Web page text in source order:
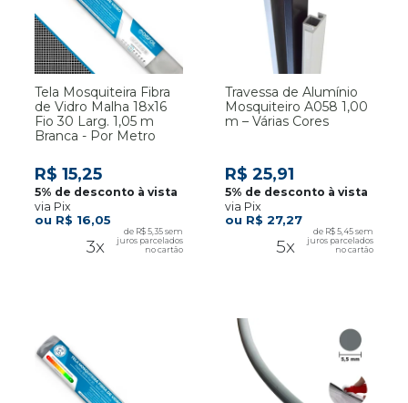
Tela Mosquiteira Fibra
de Vidro Malha 18x16
Fio 30 Larg. 1,05 m
Branca - Por Metro
R$ 16,05
3x
R$ 5,35
R$ 15,25
via Pix
Travessa de Alumínio
Mosquiteiro A058 1,00
m – Várias Cores
R$ 27,27
5x
R$ 5,45
R$ 25,91
via Pix